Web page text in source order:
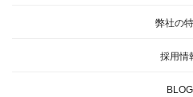
弊社の
採用情
BLOG